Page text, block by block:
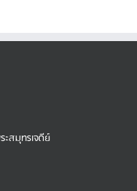
สมุทรเจดีย์